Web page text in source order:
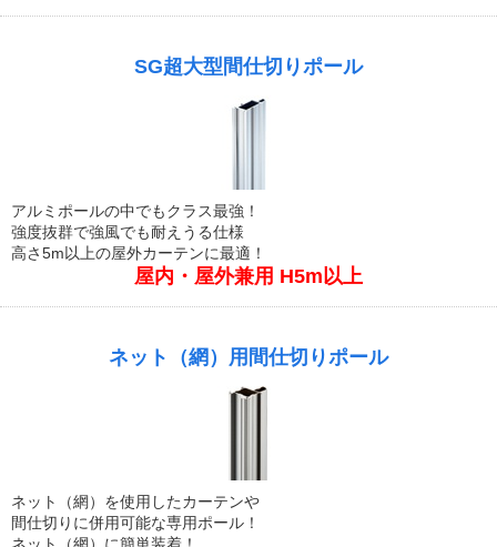
SG超大型間仕切りポール
アルミポールの中でもクラス最強！
強度抜群で強風でも耐えうる仕様
高さ5m以上の屋外カーテンに最適！
屋内・屋外兼用 H5m以上
ネット（網）用間仕切りポール
ネット（網）を使用したカーテンや
間仕切りに併用可能な専用ポール！
ネット（網）に簡単装着！